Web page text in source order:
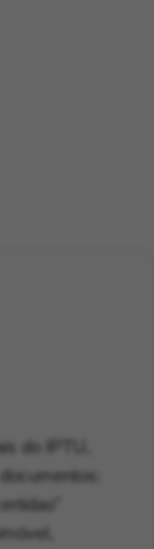
do IPTU,